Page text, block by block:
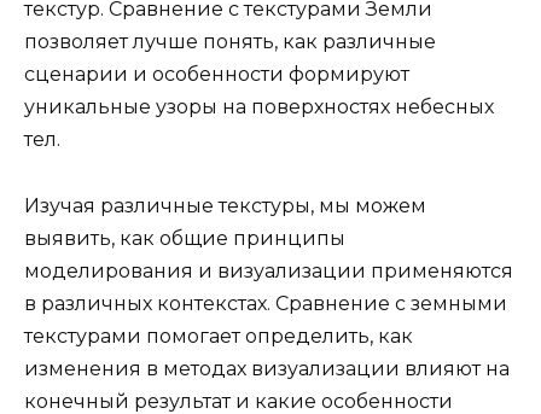
текстур. Сравнение с текстурами Земли
позволяет лучше понять, как различные
сценарии и особенности формируют
уникальные узоры на поверхностях небесных
тел.
Изучая различные текстуры, мы можем
выявить, как общие принципы
моделирования и визуализации применяются
в различных контекстах. Сравнение с земными
текстурами помогает определить, как
изменения в методах визуализации влияют на
конечный результат и какие особенности